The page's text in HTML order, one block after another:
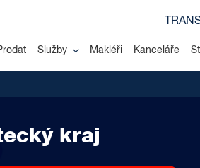
Služby Makléři Kanceláře
kraj